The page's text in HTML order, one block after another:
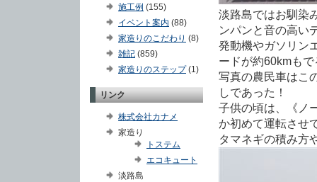
淡路島ではお馴染
ンパンと音の高い
発動機やガソリン
ードが約60kmも
写真の農民車はこ
しであった！
子供の頃は、《ノ
か初めて運転させ
タマネギの積み方
施工例 (155)
イベント案内 (88)
家造りのこだわり (8)
雑記 (859)
家造りのステップ(1)
リンク
株式会社カナメ
家造り
トステム
エコキュート
淡路島